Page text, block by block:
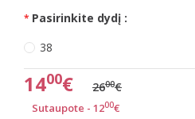
Pasirinkite dydį :
38
1400€ 2600€
Sutaupote - 1200€